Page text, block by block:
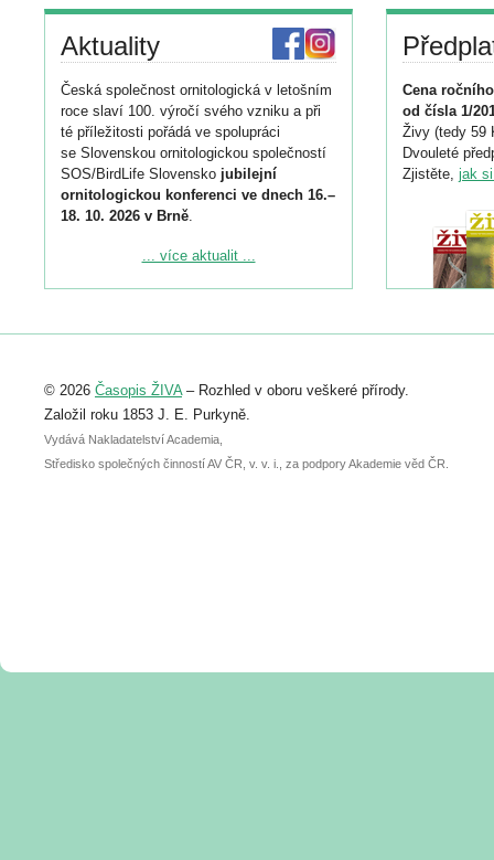
Aktuality
Česká společnost ornitologická v letošním
roce slaví 100. výročí svého vzniku a při
té příležitosti pořádá ve spolupráci
se Slovenskou ornitologickou společností
SOS/BirdLife Slovensko jubilejní
ornitologickou konferenci ve dnech 16.–
18. 10. 2026 v Brně.
Podrobnější informace ke konferenci
Registrovat se můžete do 6. září.
abstraktu přihlášené přednášky nebo
posteru je už 30. června.
... více aktualit ...
Cena
od čísla 1/
Živy (tedy 59
Dvouleté
Zjistěte, jak
© 2026 Časopis ŽIVA– Rozhled v oboru veškeré přírody.
Založil roku 1853 J. E. Purkyně.
Vydává Nakladatelství Academia,
Středisko společných činností AV ČR, v. v. i., za podpory Akademie věd ČR.